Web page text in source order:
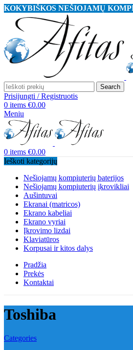
KOKYBIŠKOS NEŠIOJAMŲ
Search
Prisijungti / Registruotis
0 items €0.00
Meniu
0 items €0.00
Ieškoti kategorijų
Nešiojamų kompiuterių baterijos
Nešiojamų kompiuterių įkrovikliai
Aušintuvai
Ekranai (matricos)
Ekrano kabeliai
Ekrano vyriai
Įkrovimo lizdai
Klaviatūros
Korpusai ir kitos dalys
Pradžia
Prekės
Kontaktai
Toshiba
Categories